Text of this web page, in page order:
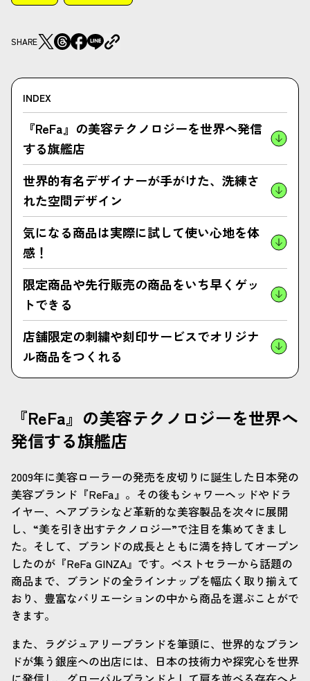
SHARE
INDEX
『ReFa』の美容テクノロジーを世界へ発信
する旗艦店
世界的有名デザイナーが手がけた、洗練さ
れた空間デザイン
気になる商品は実際に試して使い心地を体
感！
限定商品や先行販売の商品をいち早くゲッ
トできる
店舗限定の刺繍や刻印サービスでオリジナ
ル商品をつくれる
『ReFa』の美容テクノロジーを世界へ
発信する旗艦店
2009年に美容ローラーの発売を皮切りに誕生した日本発の
美容ブランド『ReFa』。その後もシャワーヘッドやドラ
イヤー、ヘアブラシなど革新的な美容製品を次々に展開
し、“美を引き出すテクノロジー”で注目を集めてきまし
た。そして、ブランドの成長とともに満を持してオープン
したのが『ReFa GINZA』です。ベストセラーから話題の
商品まで、ブランドの全ラインナップを幅広く取り揃えて
おり、豊富なバリエーションの中から商品を選ぶことがで
きます。
また、ラグジュアリーブランドを筆頭に、世界的なブラン
ドが集う銀座への出店には、日本の技術力や探究心を世界